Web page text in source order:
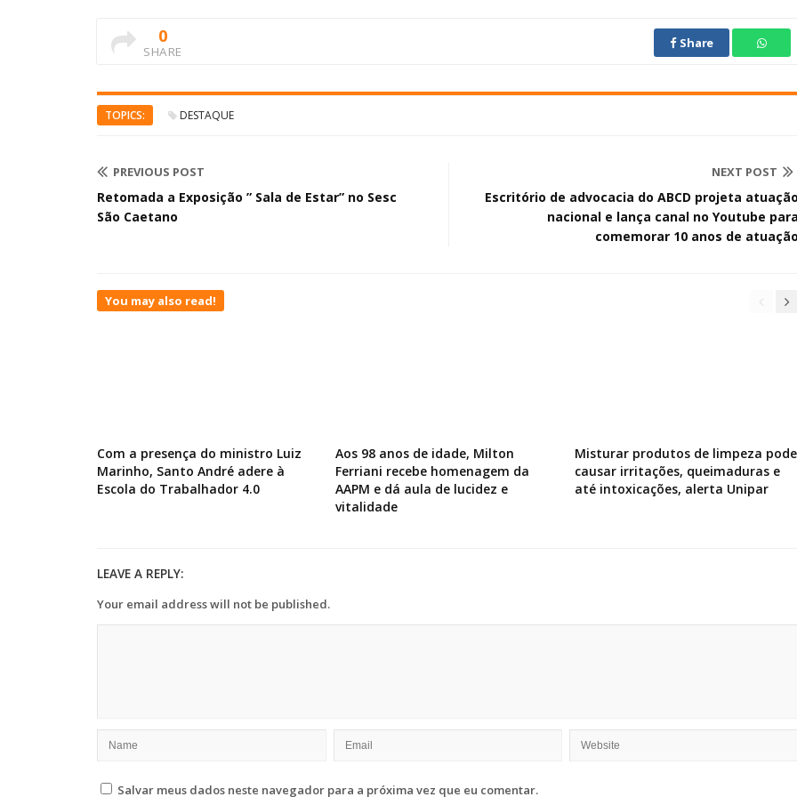
0
SHARE
Share
TOPICS: DESTAQUE
PREVIOUS POST
Retomada a Exposição ” Sala de Estar” no Sesc
São Caetano
NEXT POST
Escritório de advocacia do ABCD projeta atuação
nacional e lança canal no Youtube para
comemorar 10 anos de atuação
You may also read!
Com a presença do ministro Luiz
Marinho, Santo André adere à
Escola do Trabalhador 4.0
Aos 98 anos de idade, Milton
Ferriani recebe homenagem da
AAPM e dá aula de lucidez e
vitalidade
Misturar produtos de limpeza pode
causar irritações, queimaduras e
até intoxicações, alerta Unipar
LEAVE A REPLY:
Your email address will not be published.
Salvar meus dados neste navegador para a próxima vez que eu comentar.